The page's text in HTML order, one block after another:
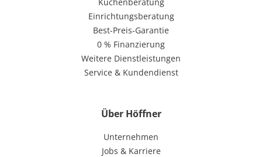
Einrichtungsberatung
Best-Preis-Garantie
0 % Finanzierung
Weitere Dienstleistungen
Service & Kundendienst
Über Höffner
Unternehmen
Jobs & Karriere